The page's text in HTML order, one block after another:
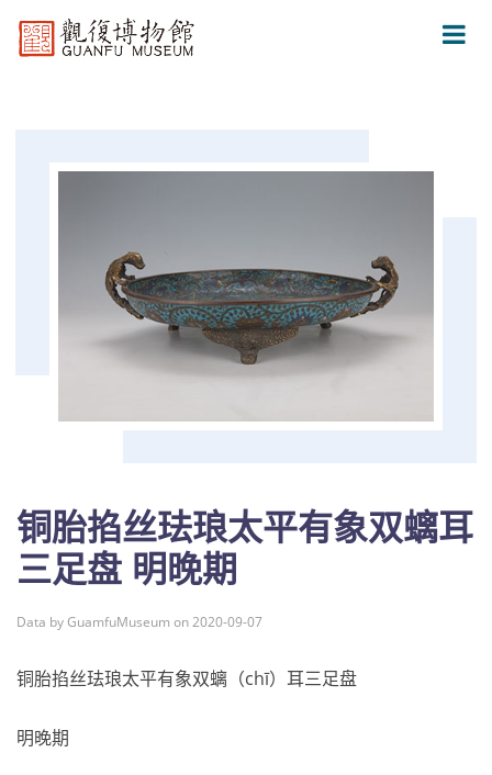
铜胎掐丝珐琅太平有象双螭耳
三足盘 明晚期
Data by GuamfuMuseum on 2020-09-07
铜胎掐丝珐琅太平有象双螭（chī）耳三足盘
明晚期